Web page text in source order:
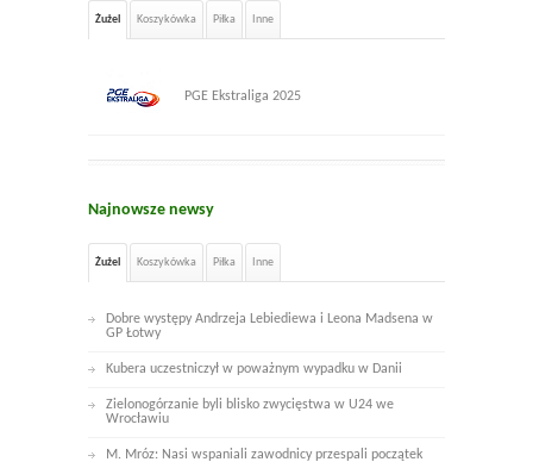
Żużel Koszykówka Piłka Inne
PGE Ekstraliga 2025
Najnowsze newsy
Żużel Koszykówka Piłka Inne
Dobre występy Andrzeja Lebiediewa i Leona Madsena w
GP Łotwy
Kubera uczestniczył w poważnym wypadku w Danii
Zielonogórzanie byli blisko zwycięstwa w U24 we
Wrocławiu
M. Mróz: Nasi wspaniali zawodnicy przespali początek